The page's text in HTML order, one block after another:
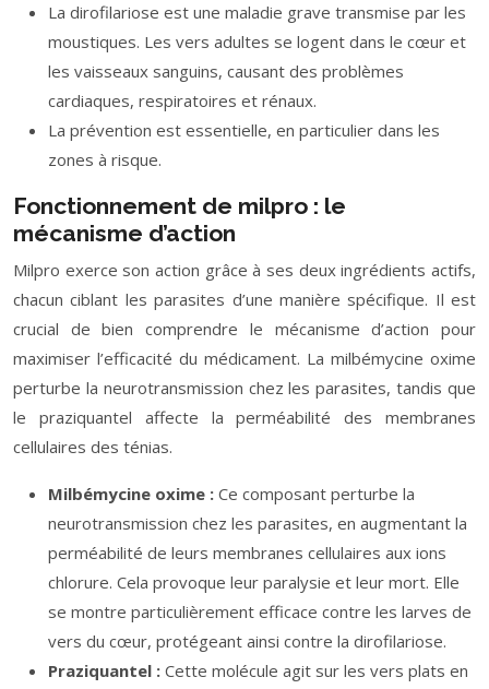
La dirofilariose est une maladie grave transmise par les
moustiques. Les vers adultes se logent dans le cœur et
les vaisseaux sanguins, causant des problèmes
cardiaques, respiratoires et rénaux.
La prévention est essentielle, en particulier dans les
zones à risque.
Fonctionnement de milpro : le
mécanisme d’action
Milpro exerce son action grâce à ses deux ingrédients actifs,
chacun ciblant les parasites d’une manière spécifique. Il est
crucial de bien comprendre le mécanisme d’action pour
maximiser l’efficacité du médicament. La milbémycine oxime
perturbe la neurotransmission chez les parasites, tandis que
le praziquantel affecte la perméabilité des membranes
cellulaires des ténias.
Milbémycine oxime : Ce composant perturbe la
neurotransmission chez les parasites, en augmentant la
perméabilité de leurs membranes cellulaires aux ions
chlorure. Cela provoque leur paralysie et leur mort. Elle
se montre particulièrement efficace contre les larves de
vers du cœur, protégeant ainsi contre la dirofilariose.
Praziquantel : Cette molécule agit sur les vers plats en